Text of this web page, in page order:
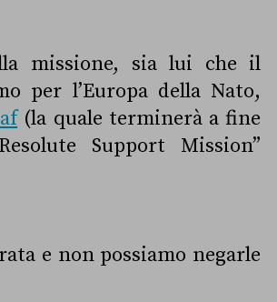
missione, sia lui che il
per l’Europa della Nato,
(la quale terminerà a fine
Support Mission”
e non possiamo negarle